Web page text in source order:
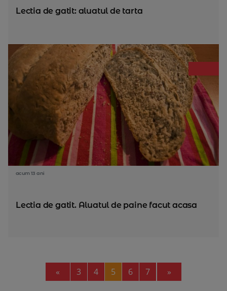
Lectia de gatit: aluatul de tarta
acum 13 ani
Lectia de gatit. Aluatul de paine facut acasa
« Previous
3 4 5 6 7 »